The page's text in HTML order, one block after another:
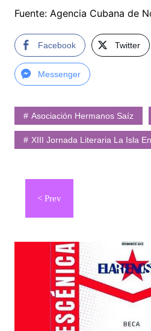
Fuente: Agencia Cubana de
Facebook Twitter
Messenger
Asociación Hermanos Saíz
XIII Jornada Literaria La Isla
Navegación
entradas